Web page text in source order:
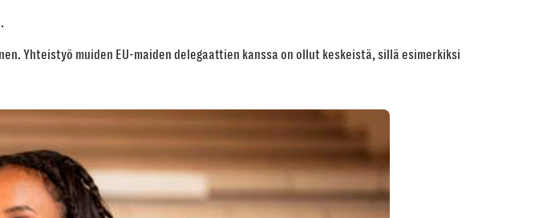
Yhteistyö muiden EU-maiden delegaattien kanssa on ollut keskeistä, sillä esimerkiksi